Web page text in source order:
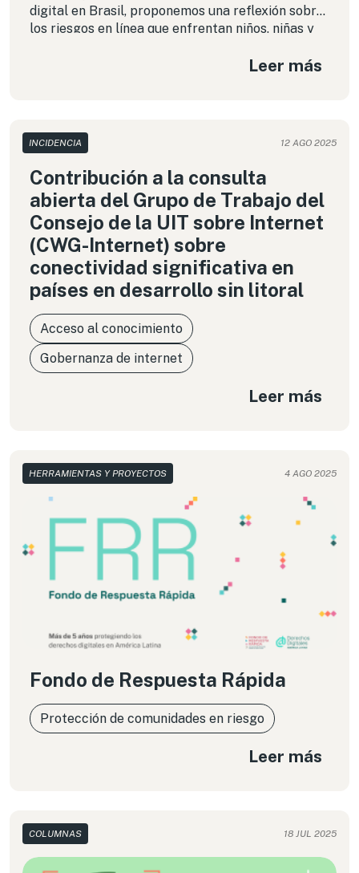
digital en Brasil, proponemos una reflexión sobre
los riesgos en línea que enfrentan niños, niñas y
desarrollo y los desafíos que implica enfrentarlas
Leer más
INCIDENCIA 12 AGO 2025
Contribución a la consulta
abierta del Grupo de Trabajo del
Consejo de la UIT sobre Internet
(CWG-Internet) sobre
conectividad significativa en
países en desarrollo sin litoral
Acceso al conocimiento
Gobernanza de internet
Leer más
HERRAMIENTAS Y PROYECTOS 4 AGO 2025
Fondo de Respuesta Rápida
Protección de comunidades en riesgo
Leer más
COLUMNAS 18 JUL 2025